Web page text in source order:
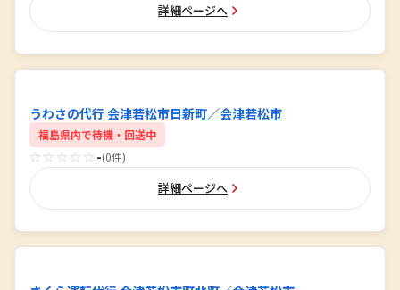
詳細ページへ
うわさの代行 会津若松市日新町／会津若松市
福島県内で待機・回送中
☆☆☆☆☆ -(0件)
詳細ページへ